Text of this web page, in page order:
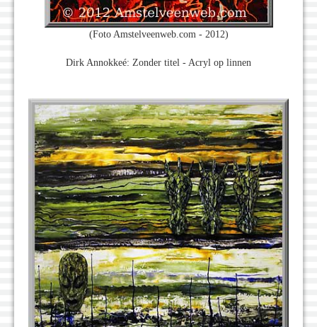
(Foto Amstelveenweb.com - 2012)
Dirk Annokkeé: Zonder titel - Acryl op linnen